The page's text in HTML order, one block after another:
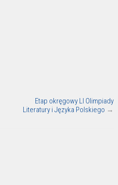
Etap okręgowy LI Olimpiady
Literatury i Języka Polskiego →